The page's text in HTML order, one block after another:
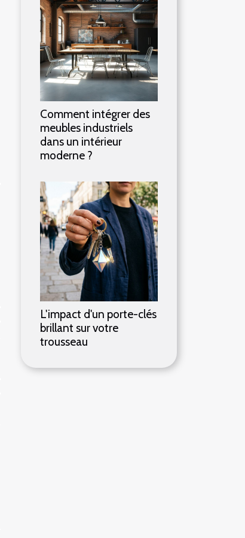
Comment intégrer des
meubles industriels
dans un intérieur
moderne ?
L'impact d'un porte-clés
brillant sur votre
trousseau